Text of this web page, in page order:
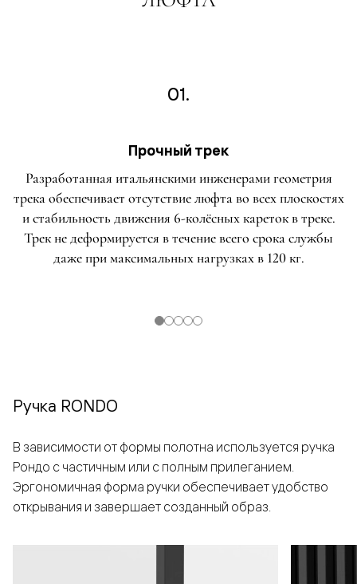
01.
Прочный трек
Разработанная итальянскими инженерами геометрия
трека обеспечивает отсутствие люфта во всех плоскостях
и стабильность движения 6-колёсных кареток в треке.
Трек не деформируется в течение всего срока службы
даже при максимальных нагрузках в 120 кг.
Ручка RONDO
В зависимости от формы полотна используется ручка
Рондо с частичным или с полным прилеганием.
Эргономичная форма ручки обеспечивает удобство
открывания и завершает созданный образ.